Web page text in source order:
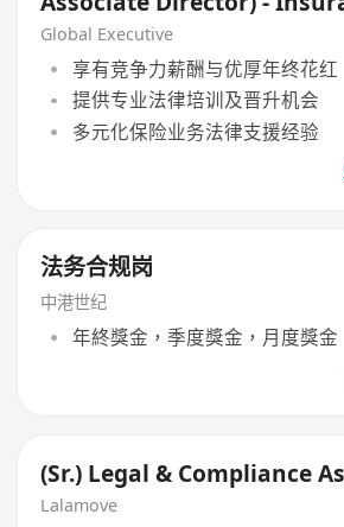
(HK$90K - $120K)
Global Executive
享有竞争力薪酬与优厚年终花红
提供专业法律培训及晋升机会
多元化保险业务法律支援经验
法务合规岗
中港世纪
年終獎金，季度獎金，月度獎金
(Sr.) Legal & Compliance
Lalamove